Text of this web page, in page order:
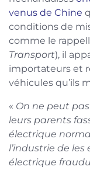
venus de Chine
conditions de
comme le
Transport), il
importateurs et
véhicules qu’ils
« On ne peut
leurs parents
électrique
l’industrie de
électrique